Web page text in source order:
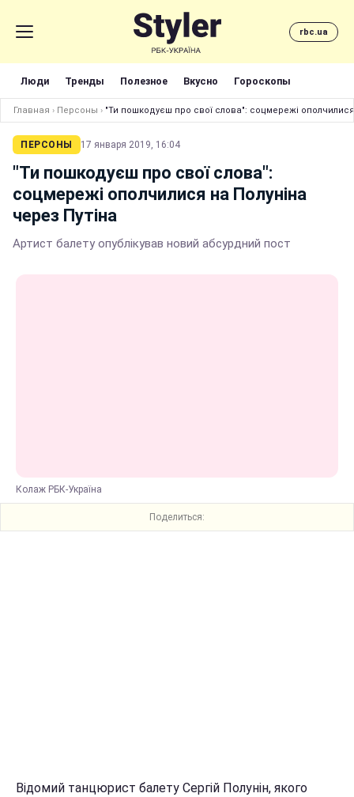
rbc.ua
Люди Тренды Полезное Вкусно Гороскопы
Главная › Персоны › "Ти пошкодуєш про свої слова": соцмережі ополчилися
ПЕРСОНЫ 17 января 2019, 16:04
"Ти пошкодуєш про свої слова":
соцмережі ополчилися на Полуніна
через Путіна
Артист балету опублікував новий абсурдний пост
Колаж РБК-Україна
Поделиться:
Відомий танцюрист балету Сергій Полунін, якого